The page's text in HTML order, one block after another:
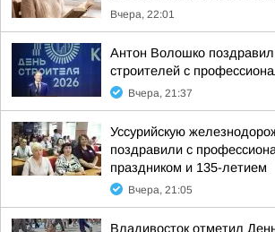
Вчера, 22:01
Антон Волошко поздравил
строителей с
Вчера, 21:37
Уссурийскую
поздравили с
праздником и 135-летием
Вчера, 21:05
Владивосток отметил